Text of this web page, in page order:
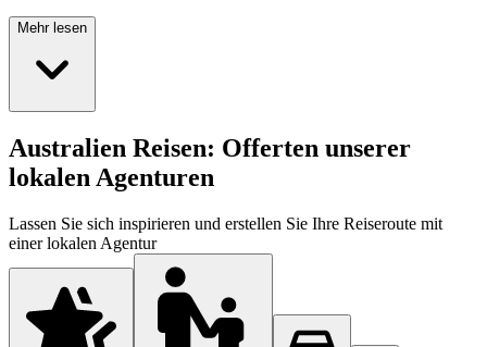
Mehr lesen
Australien Reisen: Offerten unserer
lokalen Agenturen
Lassen Sie sich inspirieren und erstellen Sie Ihre Reiseroute mit
einer lokalen Agentur